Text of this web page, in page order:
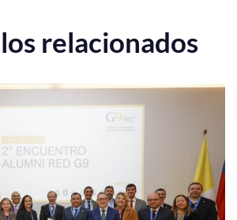
relacionados